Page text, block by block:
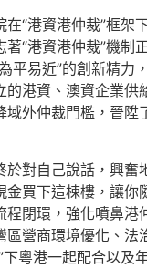
“港資港仲裁”框架
“港資港仲裁”機制
平易近”的創新精力
的港資、澳資企業供
域外仲裁門檻，晉陞
對自己說話，興奮
金買下這棟樓，讓你
程閉環，強化噴鼻港
區營商環境優化、法
下粵港一起配合以及